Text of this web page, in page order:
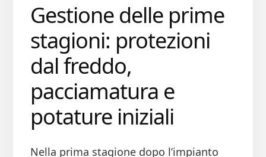
Gestione delle prime
stagioni: protezioni
dal freddo,
pacciamatura e
potature iniziali
Nella prima stagione dopo l’impianto